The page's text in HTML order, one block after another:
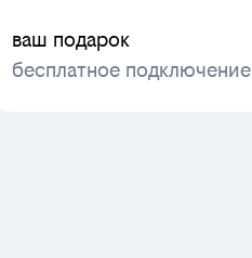
ваш подарок
бесплатное подключение